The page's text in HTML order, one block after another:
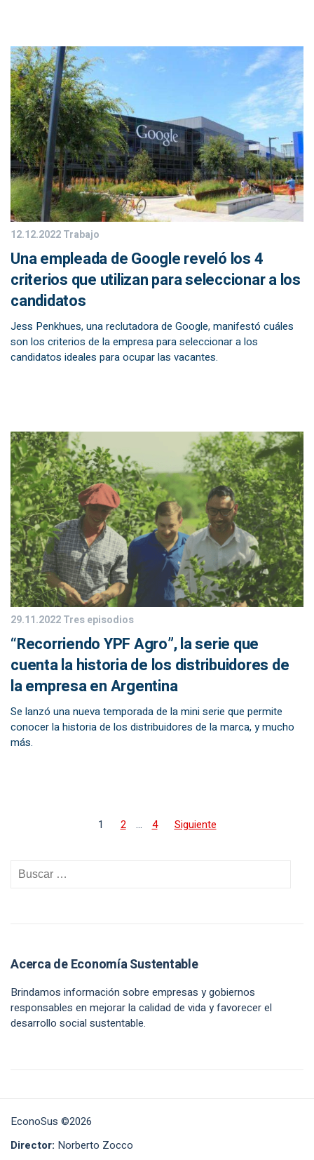
12.12.2022Trabajo
Una empleada de Google reveló los 4
criterios que utilizan para seleccionar a los
candidatos
Jess Penkhues, una reclutadora de Google, manifestó cuáles
son los criterios de la empresa para seleccionar a los
candidatos ideales para ocupar las vacantes.
29.11.2022Tres episodios
“Recorriendo YPF Agro”, la serie que
cuenta la historia de los distribuidores de
la empresa en Argentina
Se lanzó una nueva temporada de la mini serie que permite
conocer la historia de los distribuidores de la marca, y mucho
más.
1 2 … 4 Siguiente
Acerca de Economía Sustentable
Brindamos información sobre empresas y gobiernos
responsables en mejorar la calidad de vida y favorecer el
desarrollo social sustentable.
EconoSus ©2026
Director: Norberto Zocco